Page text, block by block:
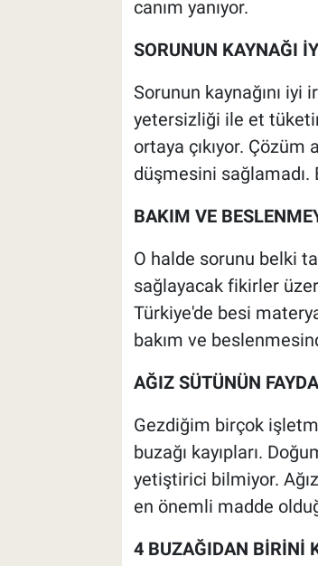
canım yanıyor.
SORUNUN KAYNAĞI
Sorunun kaynağını iyi
yetersizliği ile et
ortaya çıkıyor.
düşmesini sağlamadı.
BAKIM VE
O halde sorunu belki
sağlayacak fikirler
Türkiye'de besi
bakım ve
AĞIZ SÜTÜNÜN
Gezdiğim birçok
buzağı kayıpları.
yetiştirici bilmiyor.
en önemli madde
4 BUZAĞIDAN BİRİNİ